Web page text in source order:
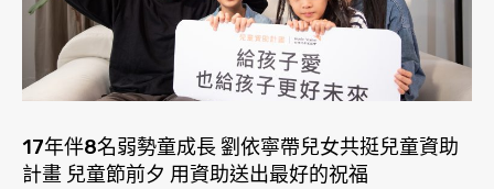
17年伴8名弱勢童成長 劉依寧帶兒女共挺兒童資助
計畫 兒童節前夕 用資助送出最好的祝福